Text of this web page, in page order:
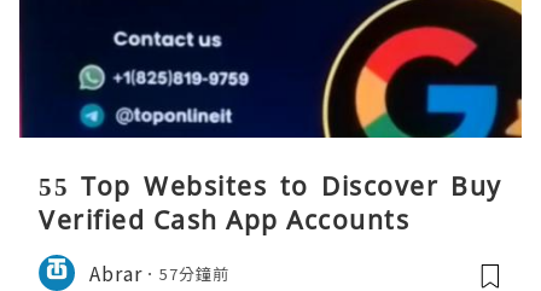
55 Top Websites to Discover Buy
Verified Cash App Accounts
Abrar 57分鐘前